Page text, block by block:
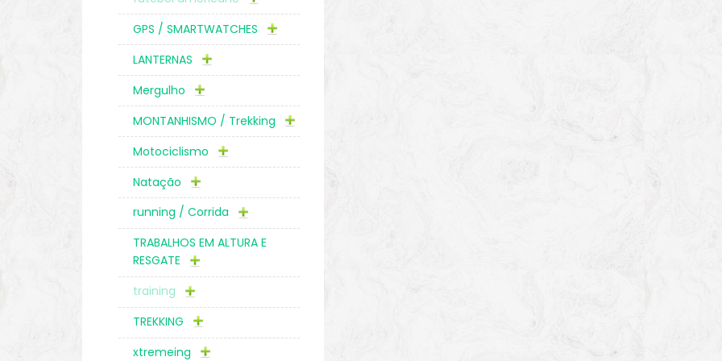
GPS / SMARTWATCHES
LANTERNAS
Mergulho
MONTANHISMO / Trekking
Motociclismo
Natação
running / Corrida
TRABALHOS EM ALTURA E
RESGATE
training
TREKKING
xtremeing